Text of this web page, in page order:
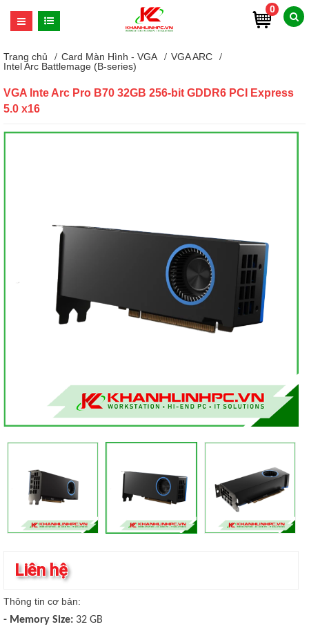
0
Trang chủ Card Màn Hình - VGA
VGA ARC
Intel Arc Battlemage (B-series)
VGA Inte Arc Pro B70 32GB 256-bit GDDR6 PCI Express
5.0 x16
Liên hệ
Thông tin cơ bản:
- Memory Size: 32 GB